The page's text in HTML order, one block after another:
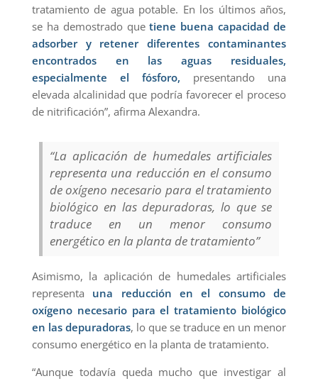
tratamiento de agua potable. En los últimos años,
se ha demostrado quetiene buena capacidad de
adsorber y retener diferentes contaminantes
encontrados en las aguas residuales,
especialmente el fósforo, presentando una
elevada alcalinidad que podría favorecer el proceso
de nitrificación”, afirma Alexandra.
“La aplicación de humedales artificiales
representa una reducción en el consumo
de oxígeno necesario para el tratamiento
biológico en las depuradoras, lo que se
traduce en un menor consumo
energético en la planta de tratamiento”
Asimismo, la aplicación de humedales artificiales
representa una reducción en el consumo de
oxígeno necesario para el tratamiento biológico
en las depuradoras, lo que se traduce en un menor
consumo energético en la planta de tratamiento.
“Aunque todavía queda mucho que investigar al